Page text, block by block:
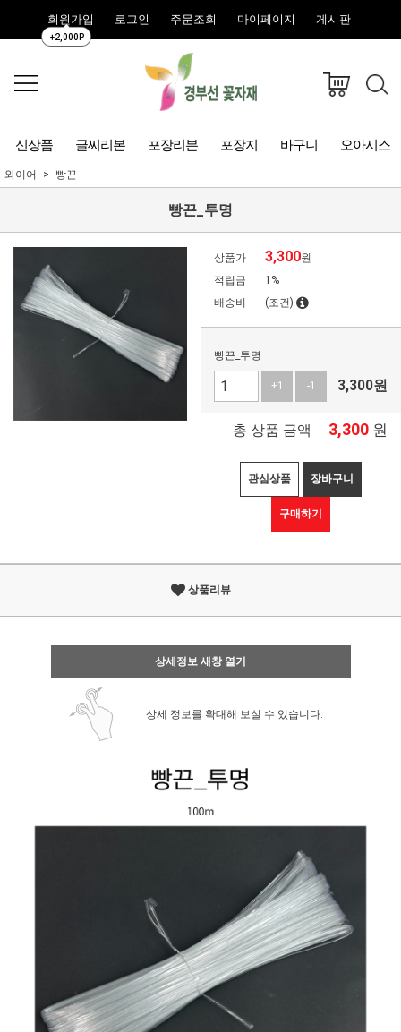
회원가입
+2,000P
로그인 주문조회 마이페이지 게시판
신상품 글씨리본 포장리본 포장지 바구니 오아시스
와이어 빵끈
빵끈_투명
상품가 3,300원
적립금
1%
배송비
(조건)
빵끈_투명
+1 -1 3,300원
총 상품 금액 3,300 원
관심상품 장바구니
구매하기
상품리뷰
상세정보 새창 열기
상세 정보를 확대해 보실 수 있습니다.